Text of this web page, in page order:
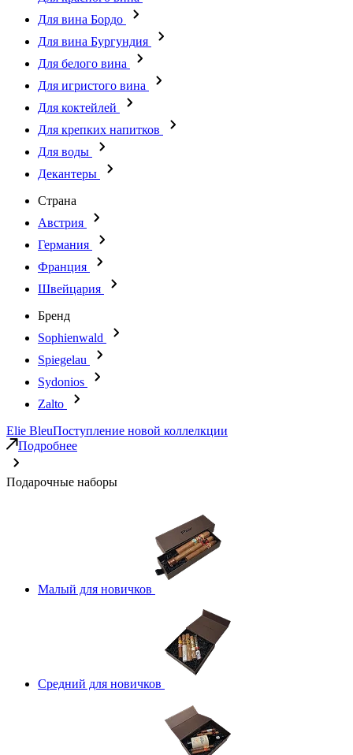
Для вина Бордо
Для вина Бургундия
Для белого вина
Для игристого вина
Для коктейлей
Для крепких напитков
Для воды
Декантеры
Страна
Австрия
Германия
Франция
Швейцария
Бренд
Sophienwald
Spiegelau
Sydonios
Zalto
Elie BleuПоступление новой коллелкции
Подробнее
Подарочные наборы
Малый для новичков
Средний для новичков